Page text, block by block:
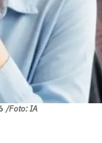
/Foto: IA